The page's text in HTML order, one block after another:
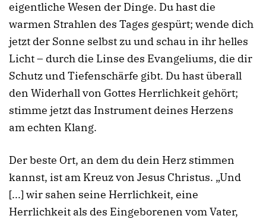
eigentliche Wesen der Dinge. Du hast die
warmen Strahlen des Tages gespürt; wende dich
jetzt der Sonne selbst zu und schau in ihr helles
Licht – durch die Linse des Evangeliums, die dir
Schutz und Tiefenschärfe gibt. Du hast überall
den Widerhall von Gottes Herrlichkeit gehört;
stimme jetzt das Instrument deines Herzens
am echten Klang.
Der beste Ort, an dem du dein Herz stimmen
kannst, ist am Kreuz von Jesus Christus. „Und
[...] wir sahen seine Herrlichkeit, eine
Herrlichkeit als des Eingeborenen vom Vater,